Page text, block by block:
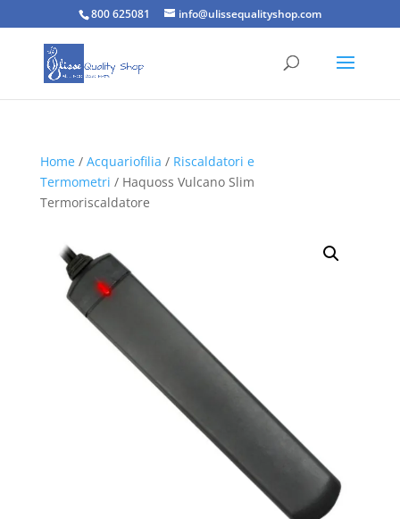
800 625081 info@ulissequalityshop.com
Home/ Acquariofilia / Riscaldatori e
Termometri / Haquoss Vulcano Slim
Termoriscaldatore